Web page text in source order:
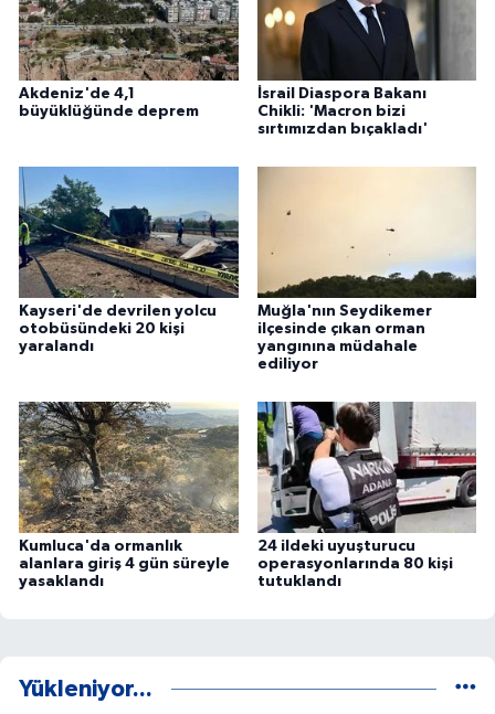
Akdeniz'de 4,1
büyüklüğünde deprem
İsrail Diaspora Bakanı
Chikli: 'Macron bizi
sırtımızdan bıçakladı'
Kayseri'de devrilen yolcu
otobüsündeki 20 kişi
yaralandı
Muğla'nın Seydikemer
ilçesinde çıkan orman
yangınına müdahale
ediliyor
Kumluca'da ormanlık
alanlara giriş 4 gün süreyle
yasaklandı
24 ildeki uyuşturucu
operasyonlarında 80 kişi
tutuklandı
Yükleniyor...